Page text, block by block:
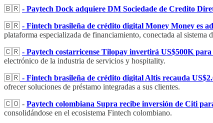
🇧🇷 - Paytech Dock adquiere DM Sociedade de Credito
🇧🇷 - Fintech brasileña de crédito digital Money Money es
plataforma especializada de financiamiento, conectada al
🇨🇷 - Paytech costarricense Tilopay invertirá US$500K
electrónico de la industria de servicios y hospitality.
🇧🇷 - Fintech brasileña de crédito digital Altis recauda
ofrecer soluciones de préstamo integradas a sus clientes.
🇨🇴 - Paytech colombiana Supra recibe inversión de Citi
consolidándose en el ecosistema Fintech colombiano.